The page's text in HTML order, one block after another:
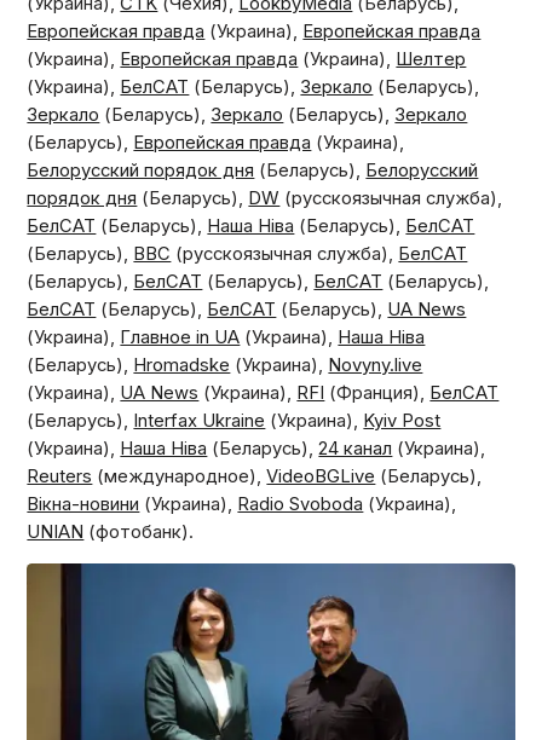
Европейская правда (Украина), Европейская правда
(Украина), Европейская правда (Украина), Шелтер
(Украина), БелСАТ (Беларусь), Зеркало (Беларусь),
Зеркало (Беларусь), Зеркало (Беларусь), Зеркало
(Беларусь), Европейская правда (Украина),
Белорусский порядок дня (Беларусь), Белорусский
порядок дня (Беларусь), DW (русскоязычная служба),
БелСАТ (Беларусь), Наша Ніва (Беларусь), БелСАТ
(Беларусь), BBC (русскоязычная служба), БелСАТ
(Беларусь), БелСАТ (Беларусь), БелСАТ (Беларусь),
БелСАТ (Беларусь), БелСАТ (Беларусь), UA News
(Украина), Главное in UA (Украина), Наша Ніва
(Беларусь), Hromadske (Украина), Novyny.live
(Украина), UA News (Украина), RFI (Франция), БелСАТ
(Беларусь), Interfax Ukraine (Украина), Kyiv Post
(Украина), Наша Ніва (Беларусь),24 канал (Украина),
Reuters (международное),VideoBGLive (Беларусь),
Вікна-новини (Украина), Radio Svoboda (Украина),
UNIAN (фотобанк).